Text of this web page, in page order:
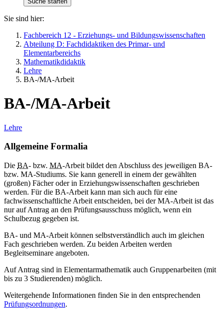
Sie sind hier:
Fachbereich 12 - Erziehungs- und Bildungswissenschaften
Abteilung D: Fachdidaktiken des Primar- und
Elementarbereichs
Mathematikdidaktik
Lehre
BA-/MA-Arbeit
BA-/MA-Arbeit
Lehre
Allgemeine Formalia
Die BA- bzw. MA-Arbeit bildet den Abschluss des jeweiligen BA-
bzw. MA-Studiums. Sie kann generell in einem der gewählten
(großen) Fächer oder in Erziehungswissenschaften geschrieben
werden. Für die BA-Arbeit kann man sich auch für eine
fachwissenschaftliche Arbeit entscheiden, bei der MA-Arbeit ist das
nur auf Antrag an den Prüfungsausschuss möglich, wenn ein
Schulbezug gegeben ist.
BA- und MA-Arbeit können selbstverständlich auch im gleichen
Fach geschrieben werden. Zu beiden Arbeiten werden
Begleitseminare angeboten.
Auf Antrag sind in Elementarmathematik auch Gruppenarbeiten (mit
bis zu 3 Studierenden) möglich.
Weitergehende Informationen finden Sie in den entsprechenden
Prüfungsordnungen.